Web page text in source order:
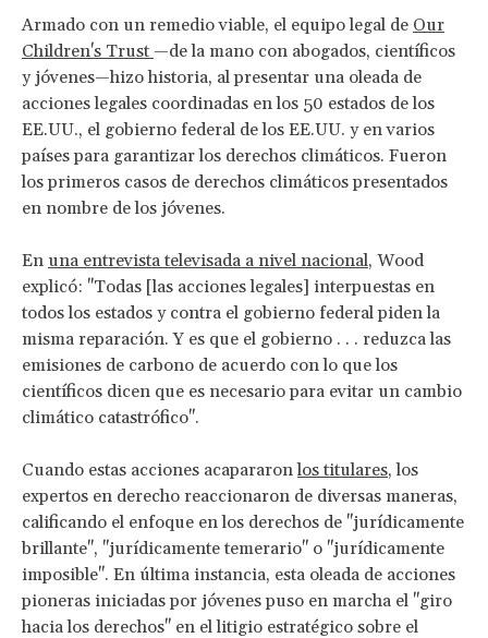
Armado con un remedio viable, el equipo legal de Our
Children's Trust —de la mano con abogados, científicos
y jóvenes—hizo historia, al presentar una oleada de
acciones legales coordinadas en los 50 estados de los
EE.UU., el gobierno federal de los EE.UU. y en varios
países para garantizar los derechos climáticos. Fueron
los primeros casos de derechos climáticos presentados
en nombre de los jóvenes.
En una entrevista televisada a nivel nacional, Wood
explicó: "Todas [las acciones legales] interpuestas en
todos los estados y contra el gobierno federal piden la
misma reparación. Y es que el gobierno . . . reduzca las
emisiones de carbono de acuerdo con lo que los
científicos dicen que es necesario para evitar un cambio
climático catastrófico".
Cuando estas acciones acapararonlos titulares, los
expertos en derecho reaccionaron de diversas maneras,
calificando el enfoque en los derechos de "jurídicamente
brillante", "jurídicamente temerario" o "jurídicamente
imposible". En última instancia, esta oleada de acciones
pioneras iniciadas por jóvenes puso en marcha el "giro
hacia los derechos" en el litigio estratégico sobre el